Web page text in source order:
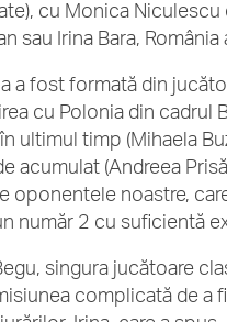
cu Monica
sau Irina Bara,
a fost formată din
cu Polonia din cadrul
ultimul timp (Mihaela
acumulat (Andreea
oponentele noastre,
număr 2 cu suficientă
singura jucătoare
complicată de a